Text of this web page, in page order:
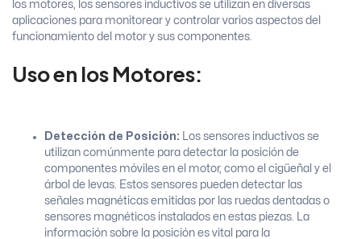
los motores, los sensores inductivos se utilizan en diversas
aplicaciones para monitorear y controlar varios aspectos del
funcionamiento del motor y sus componentes.
Uso en los Motores:
Detección de Posición: Los sensores inductivos se
utilizan comúnmente para detectar la posición de
componentes móviles en el motor, como el cigüeñal y el
árbol de levas. Estos sensores pueden detectar las
señales magnéticas emitidas por las ruedas dentadas o
sensores magnéticos instalados en estas piezas. La
información sobre la posición es vital para la